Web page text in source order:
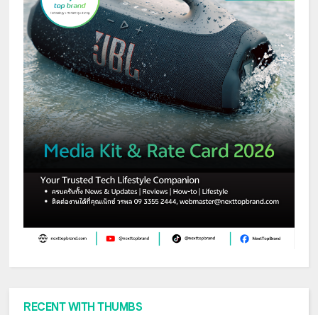
RECENT WITH THUMBS